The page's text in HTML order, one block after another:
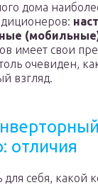
дома
имеет свои
очевиден,
взгляд.
отличия
себя, какой